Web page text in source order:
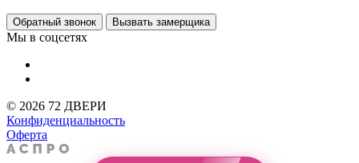
Обратный звонок Вызвать замерщика
Мы в соцсетях
© 2026 72 ДВЕРИ
Конфиденциальность
Оферта